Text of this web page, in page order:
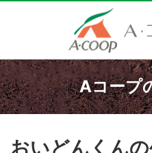
Aコープ
おいどんくん